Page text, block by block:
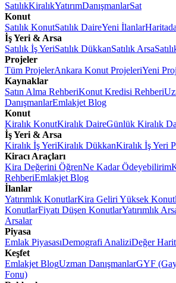
SatılıkKiralıkYatırımDanışmanlarSat
Konut
Satılık KonutSatılık DaireYeni İlanlar
İş Yeri & Arsa
Satılık İş YeriSatılık DükkanSatılık Arsa
Projeler
Tüm ProjelerAnkara Konut ProjeleriYeni
Kaynaklar
Satın Alma RehberiKonut Kredisi Rehberi
DanışmanlarEmlakjet Blog
Konut
Kiralık KonutKiralık DaireGünlük Kiralık
İş Yeri & Arsa
Kiralık İş YeriKiralık DükkanKiralık İş Yeri
Kiracı Araçları
Kira Değerini ÖğrenNe Kadar Ödeyebilirim
RehberiEmlakjet Blog
İlanlar
Yatırımlık KonutlarKira Geliri Yüksek
KonutlarFiyatı Düşen KonutlarYatırımlık
Arsalar
Piyasa
Emlak PiyasasıDemografi AnaliziDeğer
Keşfet
Emlakjet BlogUzman DanışmanlarGYF
Fonu)